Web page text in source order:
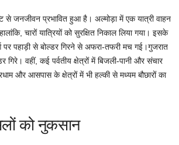
से जनजीवन प्रभावित हुआ है। अल्मोड़ा में एक यात्री वाहन
चारों यात्रियों को सुरक्षित निकाल लिया गया। इसके
पर पहाड़ी से बोल्डर गिरने से अफरा-तफरी मच गई।गुजरात
गिरे। वहीं, कई पर्वतीय क्षेत्रों में बिजली-पानी और संचार
और आसपास के क्षेत्रों में भी हल्की से मध्यम बौछारों का
को नुकसान